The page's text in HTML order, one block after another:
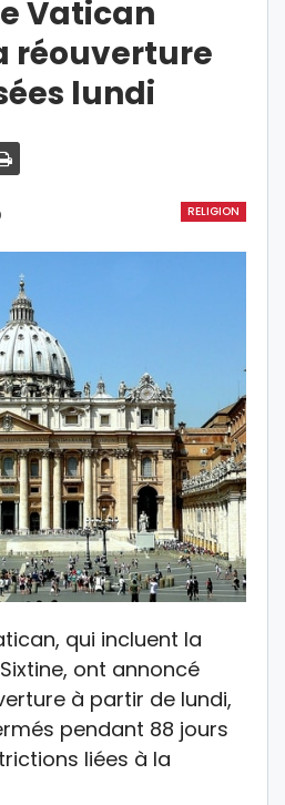
Vatican
réouverture
lundi
RELIGION
qui incluent la
ont annoncé
à partir de lundi,
pendant 88 jours
liées à la